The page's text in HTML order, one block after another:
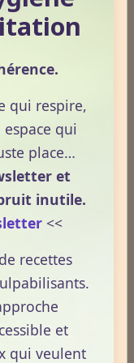
nerveux :
le terrain
et
du
revenir à un état
en fibres, les
et les céréales
réduisent les
stabilité limite
qui respire,
qui
place…
et
inutile.
<<
recettes
et
qui veulent